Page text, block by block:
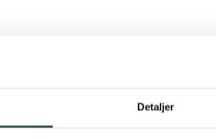
Detaljer